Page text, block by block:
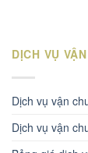
DỊCH VỤ
Dịch vụ vận
Dịch vụ vận